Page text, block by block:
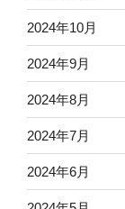
2024年10月
2024年9月
2024年8月
2024年7月
2024年6月